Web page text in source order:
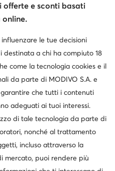
l'app
offerte e sconti basati
online.
le tue decisioni
destinata a chi ha compiuto 18
come la tecnologia cookies e il
da parte di MODIVO S.A. e
che tutti i contenuti
adeguati ai tuoi interessi.
di tale tecnologia da parte di
nonché al trattamento
incluso attraverso la
mercato, puoi rendere più